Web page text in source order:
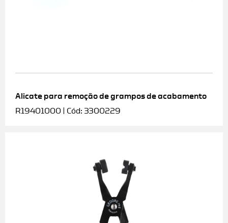
Alicate para remoção de grampos de acabamento
R19401000 | Cód: 3300229